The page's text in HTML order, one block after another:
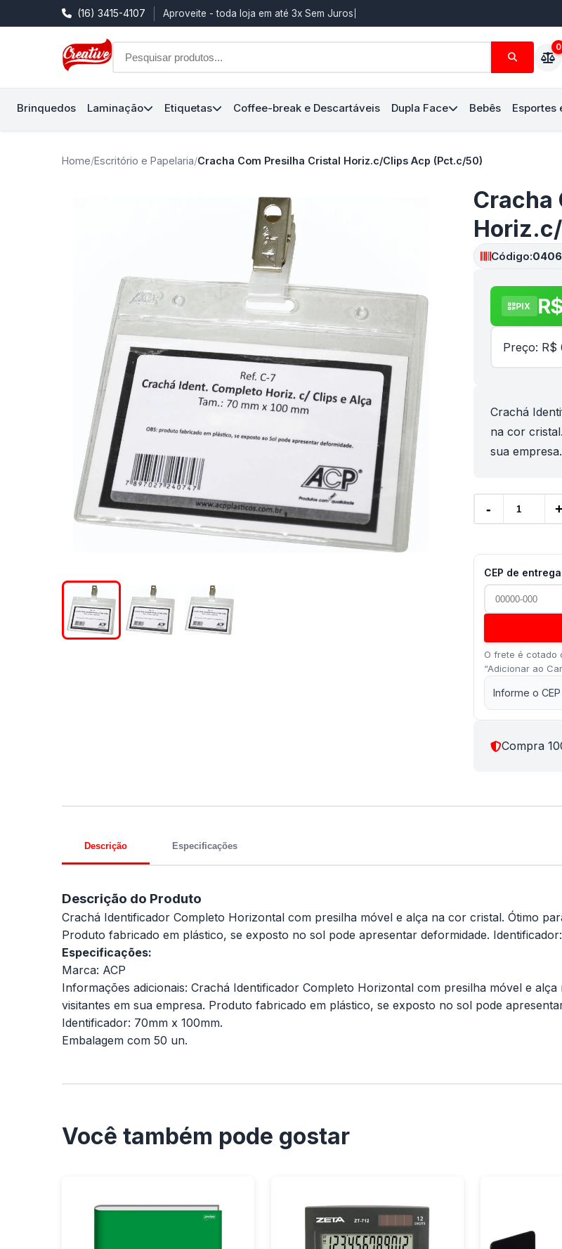
(16) 3415-4107 Aproveite - toda loja em até 3x Sem Juros
0
Brinquedos Laminação Etiquetas Coffee-break e Descartáveis Dupla Face Bebês Esportes
Home/Escritório e Papelaria/Cracha Com Presilha Cristal Horiz.c/Clips Acp (Pct.c/50)
Cracha
Código:
PIX
Preço: R$
Crachá
na cor
sua
- +
CEP de entrega
O frete é cotado
“Adicionar ao
Informe o
Compra
Descrição Especificações
Descrição do Produto
Crachá Identificador Completo Horizontal com presilha móvel e alça na cor cristal. Ótimo
Produto fabricado em plástico, se exposto no sol pode apresentar deformidade.
Especificações:
Marca: ACP
Informações adicionais: Crachá Identificador Completo Horizontal com presilha móvel e
visitantes em sua empresa. Produto fabricado em plástico, se exposto no sol pode
Identificador: 70mm x 100mm.
Embalagem com 50 un.
Você também pode gostar